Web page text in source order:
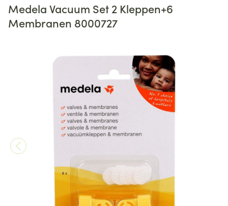
Medela Vacuum Set 2 Kleppen+6
Membranen 8000727